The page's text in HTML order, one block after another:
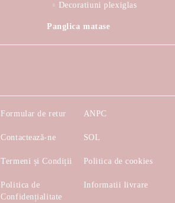
Decoratiuni plexiglas
Panglica matase
Formular de retur
Contactează-ne
Termeni și Condiții
Politica de
Confidențialitate
ANPC
SOL
Politica de cookies
Informatii livrare